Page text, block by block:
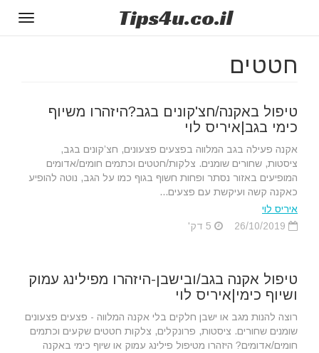
Tips4u.co.il
חטטים
טיפול באקנה/חצ'קונים בגב?היזהרו משיוף
כימי בגב|איריס לוי
אקנה פעילה בגב המלווה בפצעים פצעונים, חצ’קונים בגב,
ציסטות, שחורים שומנים. צלקות/חטטים וכתמים חומים/אדומים
המופיעים באזור נסתר ופחות חשוף בגוף כמו על הגב, נוטה להופיע
כאקנה קשה ועיקשת עם פצעים...
איריס לוי
טיפול אקנה בגב/ובישבן-היזהרו מפילינג עמוק
ושיוף כימי|איריס לוי
רוצה להנות מגב או ישבן חלקים בלי אקנה המלווה - פצעים פצעונים
שומנים שחורים. ציסטות, פרונקלים, צלקות חטטים שקעים וכתמים
חומים/אדומים? היזהרו מטיפול פילינג עמוק או שיוף כימי באקנה